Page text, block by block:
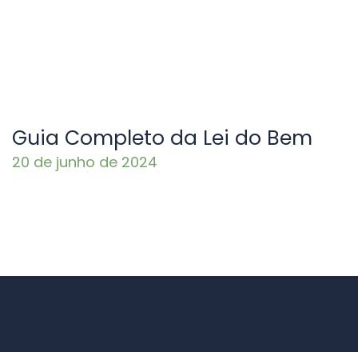
20 de junho de 2024
Guia Completo da Lei do Bem